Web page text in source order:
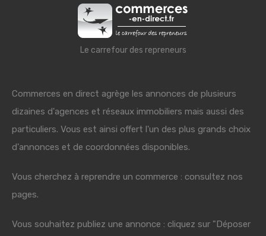
Le carrefour des repreneurs
Commerces en direct agrège les annonces de plusieurs
dizaines d'agences et réseaux immobiliers mais aussi des
particuliers. Vous est ainsi offert l'un des plus grands choix
d'annonces et de coordonnées disponibles.
Vous cherchez à reprendre un commerce : consultez nos
pages.
Vous souhaitez publiez une annonce : cliquez sur "Déposer